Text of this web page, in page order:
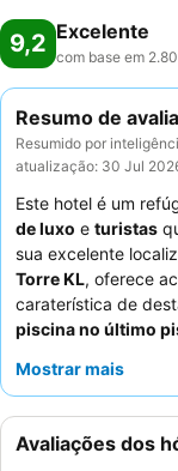
9,2 Excelente
com base em
Resumo de
Resumido por
atualização: 30 Jul
Este hotel é um
de luxo e turistas
sua excelente
Torre KL, oferece
caraterística de
piscina no último
excecionalmente
vistas melhoradas,
andares mais altos
Mostrar mais
Avaliações dos